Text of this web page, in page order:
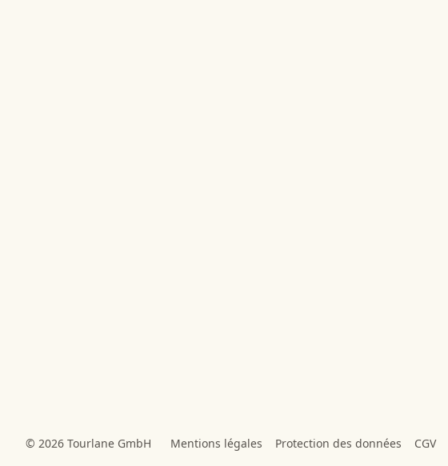
© 2026 Tourlane GmbH Mentions légales Protection des données CGV